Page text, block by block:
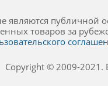
являются
товаров за
Copyright © 2009-2021.